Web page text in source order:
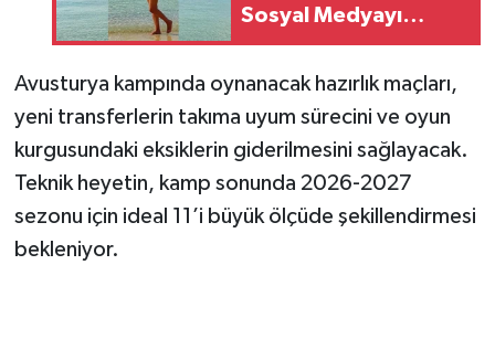
Sosyal Medyayı
Salladı
Avusturya kampında oynanacak hazırlık maçları,
yeni transferlerin takıma uyum sürecini ve oyun
kurgusundaki eksiklerin giderilmesini sağlayacak.
Teknik heyetin, kamp sonunda 2026-2027
sezonu için ideal 11’i büyük ölçüde şekillendirmesi
bekleniyor.